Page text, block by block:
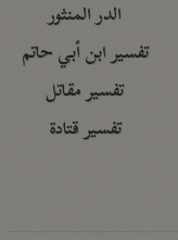
الدر المنثور
تفسير ابن أبي حاتم
تفسير مقاتل
تفسير قتادة